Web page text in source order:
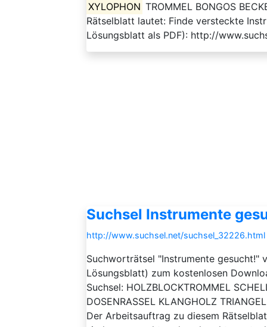
XYLOPHON TROMMEL BONGOS
Rätselblatt lautet: Finde versteckte
Lösungsblatt als PDF): http://
Suchsel Instrumente
http://www.suchsel.net/suchsel_32226.html
Suchworträtsel "Instrumente
Lösungsblatt) zum kostenlosen
Suchsel: HOLZBLOCKTROMMEL
DOSENRASSEL KLANGHOLZ
Der Arbeitsauftrag zu diesem